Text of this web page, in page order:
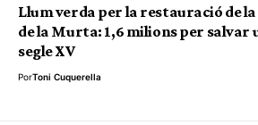
Llum verda per la restauració de
de la Murta: 1,6 milions per salvar
segle XV
PorToni Cuquerella